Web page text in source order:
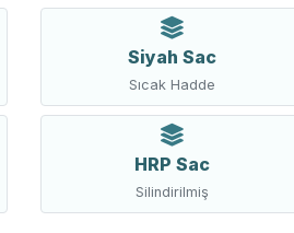
Siyah Sac
Sıcak Hadde
HRP Sac
Silindirilmiş